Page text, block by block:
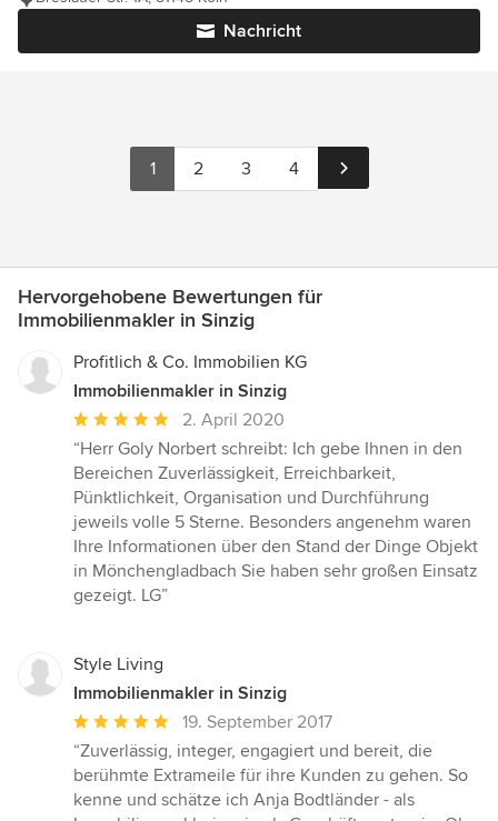
Nachricht
1 2 3 4
Hervorgehobene Bewertungen für
Immobilienmakler in Sinzig
Profitlich & Co. Immobilien KG
Immobilienmakler in Sinzig
Durchschnittliche
Bewertung:
5
von
5
Sternen
2. April 2020
“Herr Goly Norbert schreibt: Ich gebe Ihnen in den
Bereichen Zuverlässigkeit, Erreichbarkeit,
Pünktlichkeit, Organisation und Durchführung
jeweils volle 5 Sterne. Besonders angenehm waren
Ihre Informationen über den Stand der Dinge Objekt
in Mönchengladbach Sie haben sehr großen Einsatz
gezeigt. LG”
Style Living
Immobilienmakler in Sinzig
Durchschnittliche
Bewertung:
5
von
19. September 2017
“Zuverlässig, integer, engagiert und bereit, die
berühmte Extrameile für ihre Kunden zu gehen. So
kenne und schätze ich Anja Bodtländer - als